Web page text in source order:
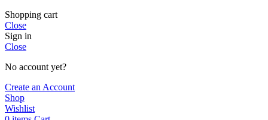
Shopping cart
Close
Sign in
Close
No account yet?
Create an Account
Shop
Wishlist